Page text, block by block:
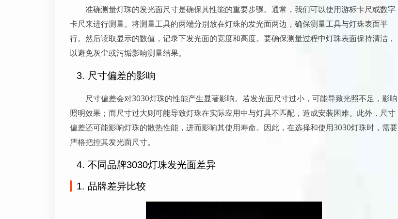
准确测量灯珠的发光面尺寸是确保其性能的重要步骤。通常，我们可以使用游标卡尺或数字
卡尺来进行测量。将测量工具的两端分别放在灯珠的发光面两边，确保测量工具与灯珠表面平
行。然后读取显示的数值，记录下发光面的宽度和高度。要确保测量过程中灯珠表面保持清洁，
以避免灰尘或污垢影响测量结果。
3. 尺寸偏差的影响
尺寸偏差会对3030灯珠的性能产生显著影响。若发光面尺寸过小，可能导致光照不足，影响
照明效果；而尺寸过大则可能导致灯珠在实际应用中与灯具不匹配，造成安装困难。此外，尺寸
偏差还可能影响灯珠的散热性能，进而影响其使用寿命。因此，在选择和使用3030灯珠时，需要
严格把控其发光面尺寸。
4. 不同品牌3030灯珠发光面差异
1. 品牌差异比较